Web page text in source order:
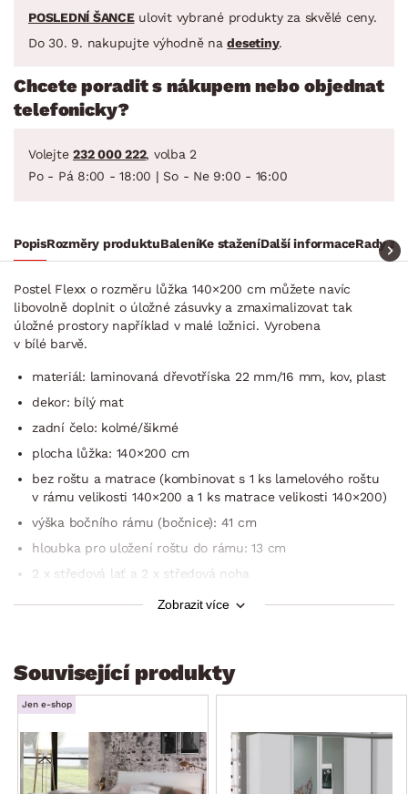
POSLEDNÍ ŠANCEulovit vybrané produkty za skvělé ceny.
Do 30. 9. nakupujte výhodně nadesetiny.
Chcete poradit s nákupem nebo objednat
telefonicky?
Volejte 232 000 222, volba 2
Po - Pá 8:00 - 18:00 | So - Ne 9:00 - 16:00
PopisRozměry produktuBaleníKe staženíDalší informaceRady a
Postel Flexx o rozměru lůžka 140×200 cm můžete navíc
libovolně doplnit o úložné zásuvky a zmaximalizovat tak
úložné prostory například v malé ložnici. Vyrobena
v bílé barvě.
materiál: laminovaná dřevotříska 22 mm/16 mm, kov, plast
dekor: bílý mat
zadní čelo: kolmé/šikmé
plocha lůžka: 140×200 cm
bez roštu a matrace (kombinovat s 1 ks lamelového roštu
v rámu velikosti 140×200 a 1 ks matrace velikosti 140×200)
výška bočního rámu (bočnice): 41 cm
hloubka pro uložení roštu do rámu: 13 cm
2 x středová lať a 2 x středová noha
zásuvek Flexx (pro maximalizaci úložných prostor, ideální
i do malé ložnice)
dodáváno bez sady úložných zásuvek Flexx (sadu lze
doobjednat samostatně)
vyrobeno v Německu
dodáváno v demontu
Zobrazit více
Související produkty
Jen e-shop